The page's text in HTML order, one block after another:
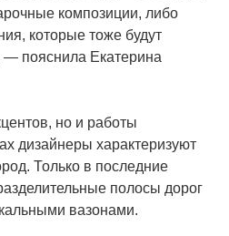
композиции, либо
которые тоже будут
— пояснила Екатерина
но и работы
дизайнеры характеризуют
Только в последние
полосы дорог
вазонами.